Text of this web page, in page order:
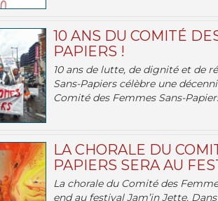
10 ANS DU COMITÉ
PAPIERS !
10 ans de lutte, de dignité et de
Sans-Papiers célèbre une
Comité des Femmes Sans-
LA CHORALE DU
PAPIERS SERA AU
La chorale du Comité des
end au festival Jam’in Jette.